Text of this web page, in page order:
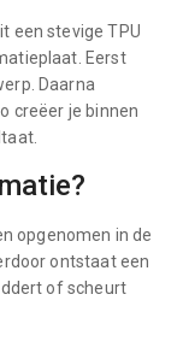
een stevige TPU
Eerst
Daarna
creëer je binnen
opgenomen in de
ontstaat een
of scheurt